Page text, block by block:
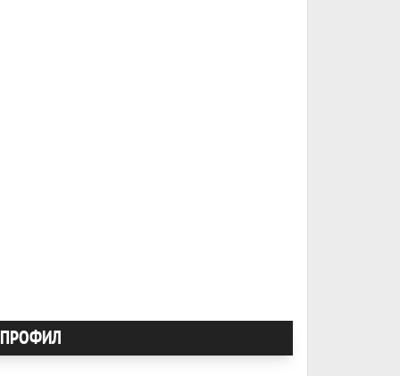
ПРОФИЛ